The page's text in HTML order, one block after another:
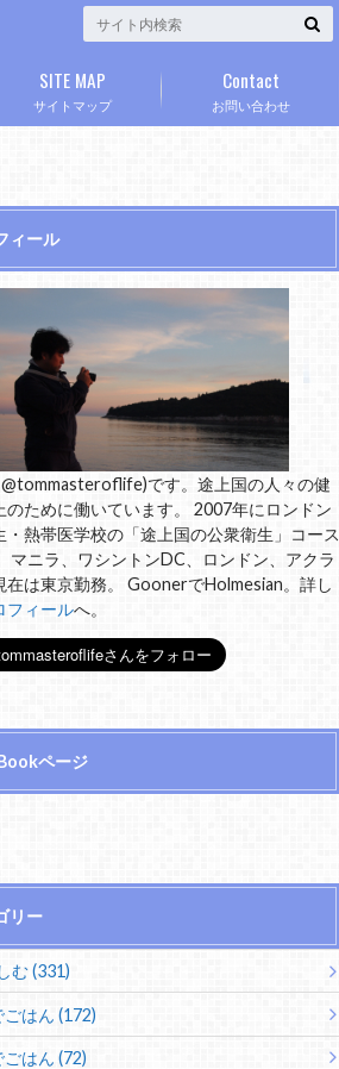
サイトマップ
SITE MAP
お問い合わせ
Contact
ィール
です。途上国の人々の健
のために働いています。 2007年にロンドン
・熱帯医学校の「途上国の公衆衛生」コース
マニラ、ワシントンDC、ロンドン、アクラ
在は東京勤務。 GoonerでHolmesian。詳し
フィールへ。
ページ
リー
む (331)
はん (172)
ごはん (72)